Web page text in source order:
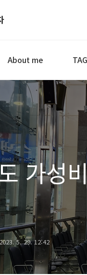
About me TAG
가성
5. 29. 12:42